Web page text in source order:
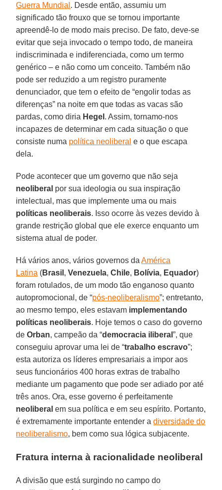
Guerra Mundial . Desde então, assumiu um
significado tão frouxo que se tornou importante
apreendê-lo de modo mais preciso. De fato, deve-se
evitar que seja invocado o tempo todo, de maneira
indiscriminada e indiferenciada, como um termo
genérico – e não como um conceito. Também não
pode ser reduzido a um registro puramente
denunciador, que tem o efeito de “engolir todas as
diferenças” na noite em que todas as vacas são
pardas, como diria Hegel . Assim, tornamo-nos
incapazes de determinar em cada situação o que
consiste numa política neoliberal e o que escapa
dela.
Pode acontecer que um governo que não seja
neoliberal por sua ideologia ou sua inspiração
intelectual, mas que implemente uma ou mais
políticas neoliberais. Isso ocorre às vezes devido à
grande restrição global que ele exerce enquanto um
sistema atual de poder.
Há vários anos, vários governos daAmérica
Latina (Brasil ,Venezuela,Chile, Bolívia, Equador)
foram rotulados, de um modo tão enganoso quanto
autopromocional, de “pós-neoliberalismo”; entretanto,
ao mesmo tempo, eles estavam implementando
políticas neoliberais. Hoje temos o caso do governo
deOrban, campeão da “democracia iliberal”, que
conseguiu aprovar uma lei de “trabalho escravo”;
esta autoriza os líderes empresariais a impor aos
seus funcionários 400 horas extras de trabalho
mediante um pagamento que pode ser adiado por até
três anos. Ora, esse governo é perfeitamente
neoliberal em sua política e em seu espírito. Portanto,
é extremamente importante entender adiversidade do
neoliberalismo, bem como sua lógica subjacente.
Fratura interna à racionalidade neoliberal
A divisão que está surgindo no campo do